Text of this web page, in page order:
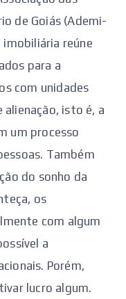
de Goiás (Ademi-
imobiliária reúne
para a
com unidades
isto é, a
um processo
Também
do sonho da
os
com algum
a
Porém,
lucro algum.